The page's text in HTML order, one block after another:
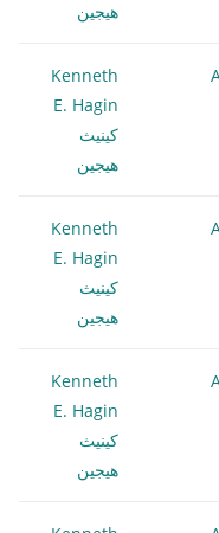
هيجين
Kenneth
E. Hagin
كينيث
هيجين
Kenneth
E. Hagin
كينيث
هيجين
Kenneth
E. Hagin
كينيث
هيجين